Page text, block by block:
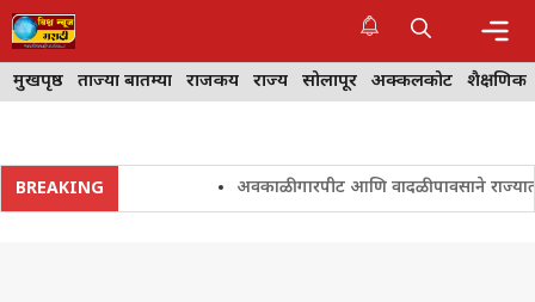
Skip
to
content
मुखपृष्ठ ताज्या बातम्या राजकीय राज्य सोलापूर अक्कलकोट शैक्षणिक
BREAKING अवकाळी गारपीट आणि वादळी पावसाने राज्यातील